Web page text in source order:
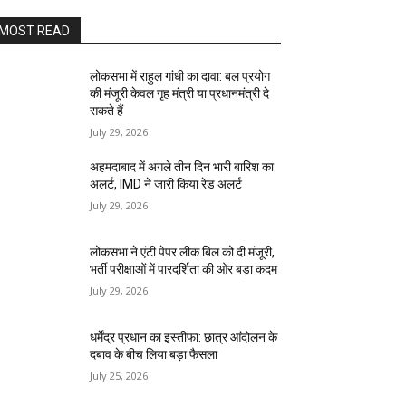
READ
लोकसभा में राहुल गांधी का दावा: बल प्रयोग
की मंजूरी केवल गृह मंत्री या प्रधानमंत्री दे
सकते हैं
July 29, 2026
अहमदाबाद में अगले तीन दिन भारी बारिश का
अलर्ट, IMD ने जारी किया रेड अलर्ट
July 29, 2026
लोकसभा ने एंटी पेपर लीक बिल को दी मंजूरी,
भर्ती परीक्षाओं में पारदर्शिता की ओर बड़ा कदम
July 29, 2026
धर्मेंद्र प्रधान का इस्तीफा: छात्र आंदोलन के
दबाव के बीच लिया बड़ा फैसला
July 25, 2026